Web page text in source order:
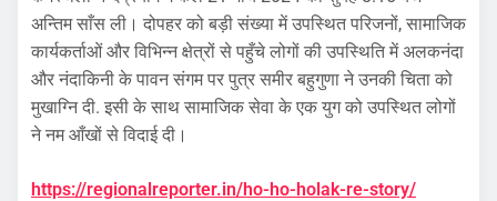
अन्तिम साँस ली। दोपहर को बड़ी संख्या में उपस्थित परिजनों, सामाजिक
कार्यकर्ताओं और विभिन्न क्षेत्रों से पहुँचे लोगों की उपस्थिति में अलकनंदा
और नंदाकिनी के पावन संगम पर पुत्र समीर बहुगुणा ने उनकी चिता को
मुखाग्नि दी. इसी के साथ सामाजिक सेवा के एक युग को उपस्थित लोगों
ने नम आँखों से विदाई दी।
https://regionalreporter.in/ho-ho-holak-re-story/